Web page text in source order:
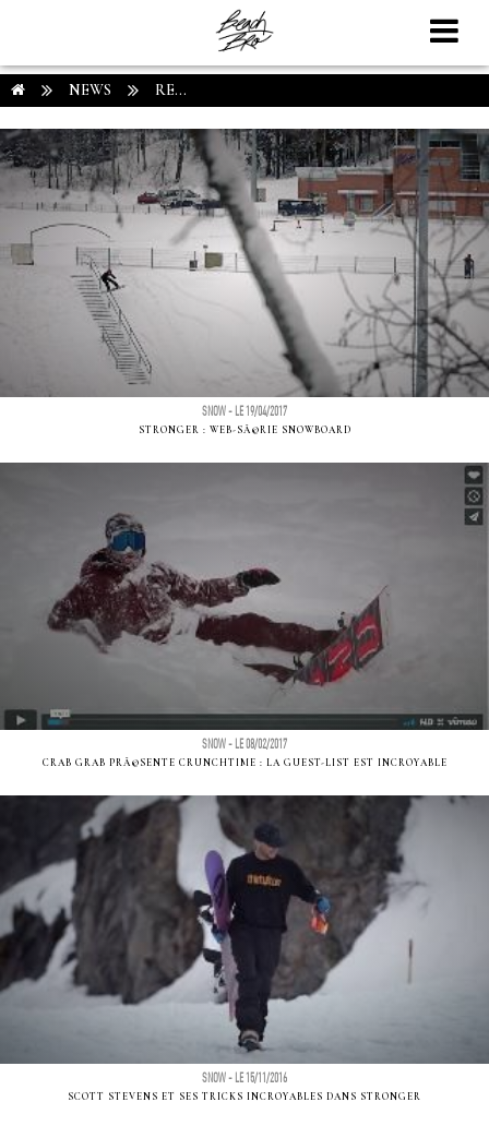
NEWS RE...
SNOW - LE 19/04/2017
STRONGER : WEB-SÃ©RIE SNOWBOARD
SNOW - LE 08/02/2017
CRAB GRAB PRÃ©SENTE CRUNCHTIME : LA GUEST-LIST EST INCROYABLE
SNOW - LE 15/11/2016
SCOTT STEVENS ET SES TRICKS INCROYABLES DANS STRONGER